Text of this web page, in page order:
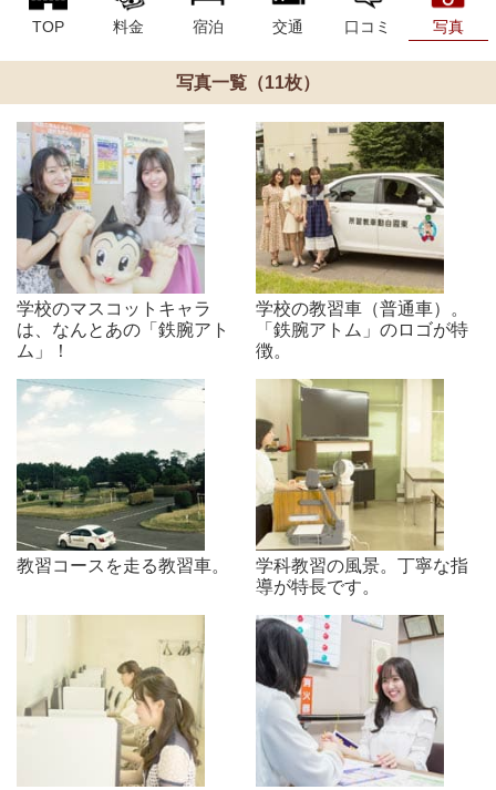
TOP 料金 宿泊 交通 口コミ 写真
写真一覧（11枚）
学校のマスコットキャラ
は、なんとあの「鉄腕アト
ム」！
学校の教習車（普通車）。
「鉄腕アトム」のロゴが特
徴。
教習コースを走る教習車。
学科教習の風景。丁寧な指
導が特長です。